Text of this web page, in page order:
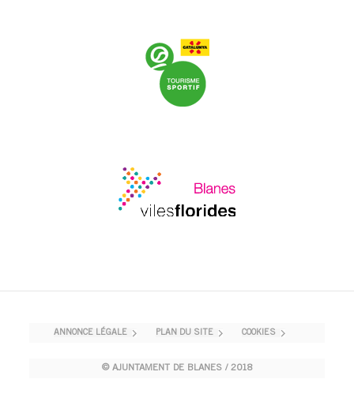
ANNONCE LÉGALE PLAN DU SITE COOKIES
© AJUNTAMENT DE BLANES / 2018